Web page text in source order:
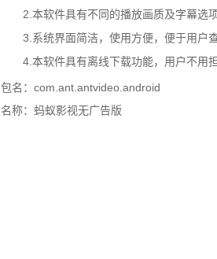
2.本软件具有不同的播放画质及字幕选项
3.系统界面简洁，使用方便，便于用户查
4.本软件具有离线下载功能，用户不用担
包名：com.ant.antvideo.android
名称：蚂蚁影视无广告版